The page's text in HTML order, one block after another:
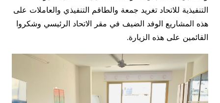
التنفيذية للاتحاد تغريد جمعة والطاقم التنفيذي والعاملات على
هذه المشاريع الوفد الضيف في مقر الاتحاد الرئيسي وشكروا
القائمين على هذه الزيارة.